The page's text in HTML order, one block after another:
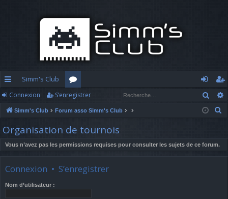
cc
ès
ra
pi
Simm's Club
or
u
m
s
o
n
ex
’e
nr
ist
Connexion S’enregistrer
Simm's Club Forum asso Simm's Club
Organisation de tournois
Vous n’avez pas les permissions requises pour consulter les sujets de ce forum.
Connexion • S’enregistrer
Nom d’utilisateur :